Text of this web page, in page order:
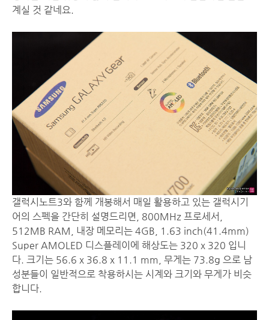
계실 것 같네요.
갤럭시노트3와 함께 개봉해서 매일 활용하고 있는 갤럭시기
어의 스펙을 간단히 설명드리면, 800MHz 프로세서,
512MB RAM, 내장 메모리는 4GB, 1.63 inch(41.4mm)
Super AMOLED 디스플레이에 해상도는 320 x 320 입니
다. 크기는 56.6 x 36.8 x 11.1 mm, 무게는 73.8g 으로 남
성분들이 일반적으로 착용하시는 시계와 크기와 무게가 비슷
합니다.